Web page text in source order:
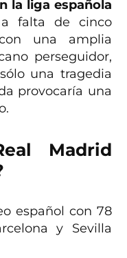
la liga española
falta de cinco
una amplia
perseguidor,
una tragedia
provocaría una
Madrid
español con 78
y Sevilla